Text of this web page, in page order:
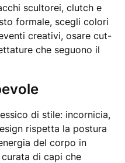
scultorei, clutch e
formale, scegli colori
creativi, osare cut-
che seguono il
di stile: incornicia,
rispetta la postura
del corpo in
curata di capi che